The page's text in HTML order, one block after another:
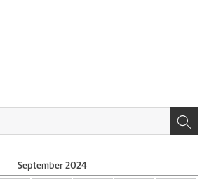
September 2024